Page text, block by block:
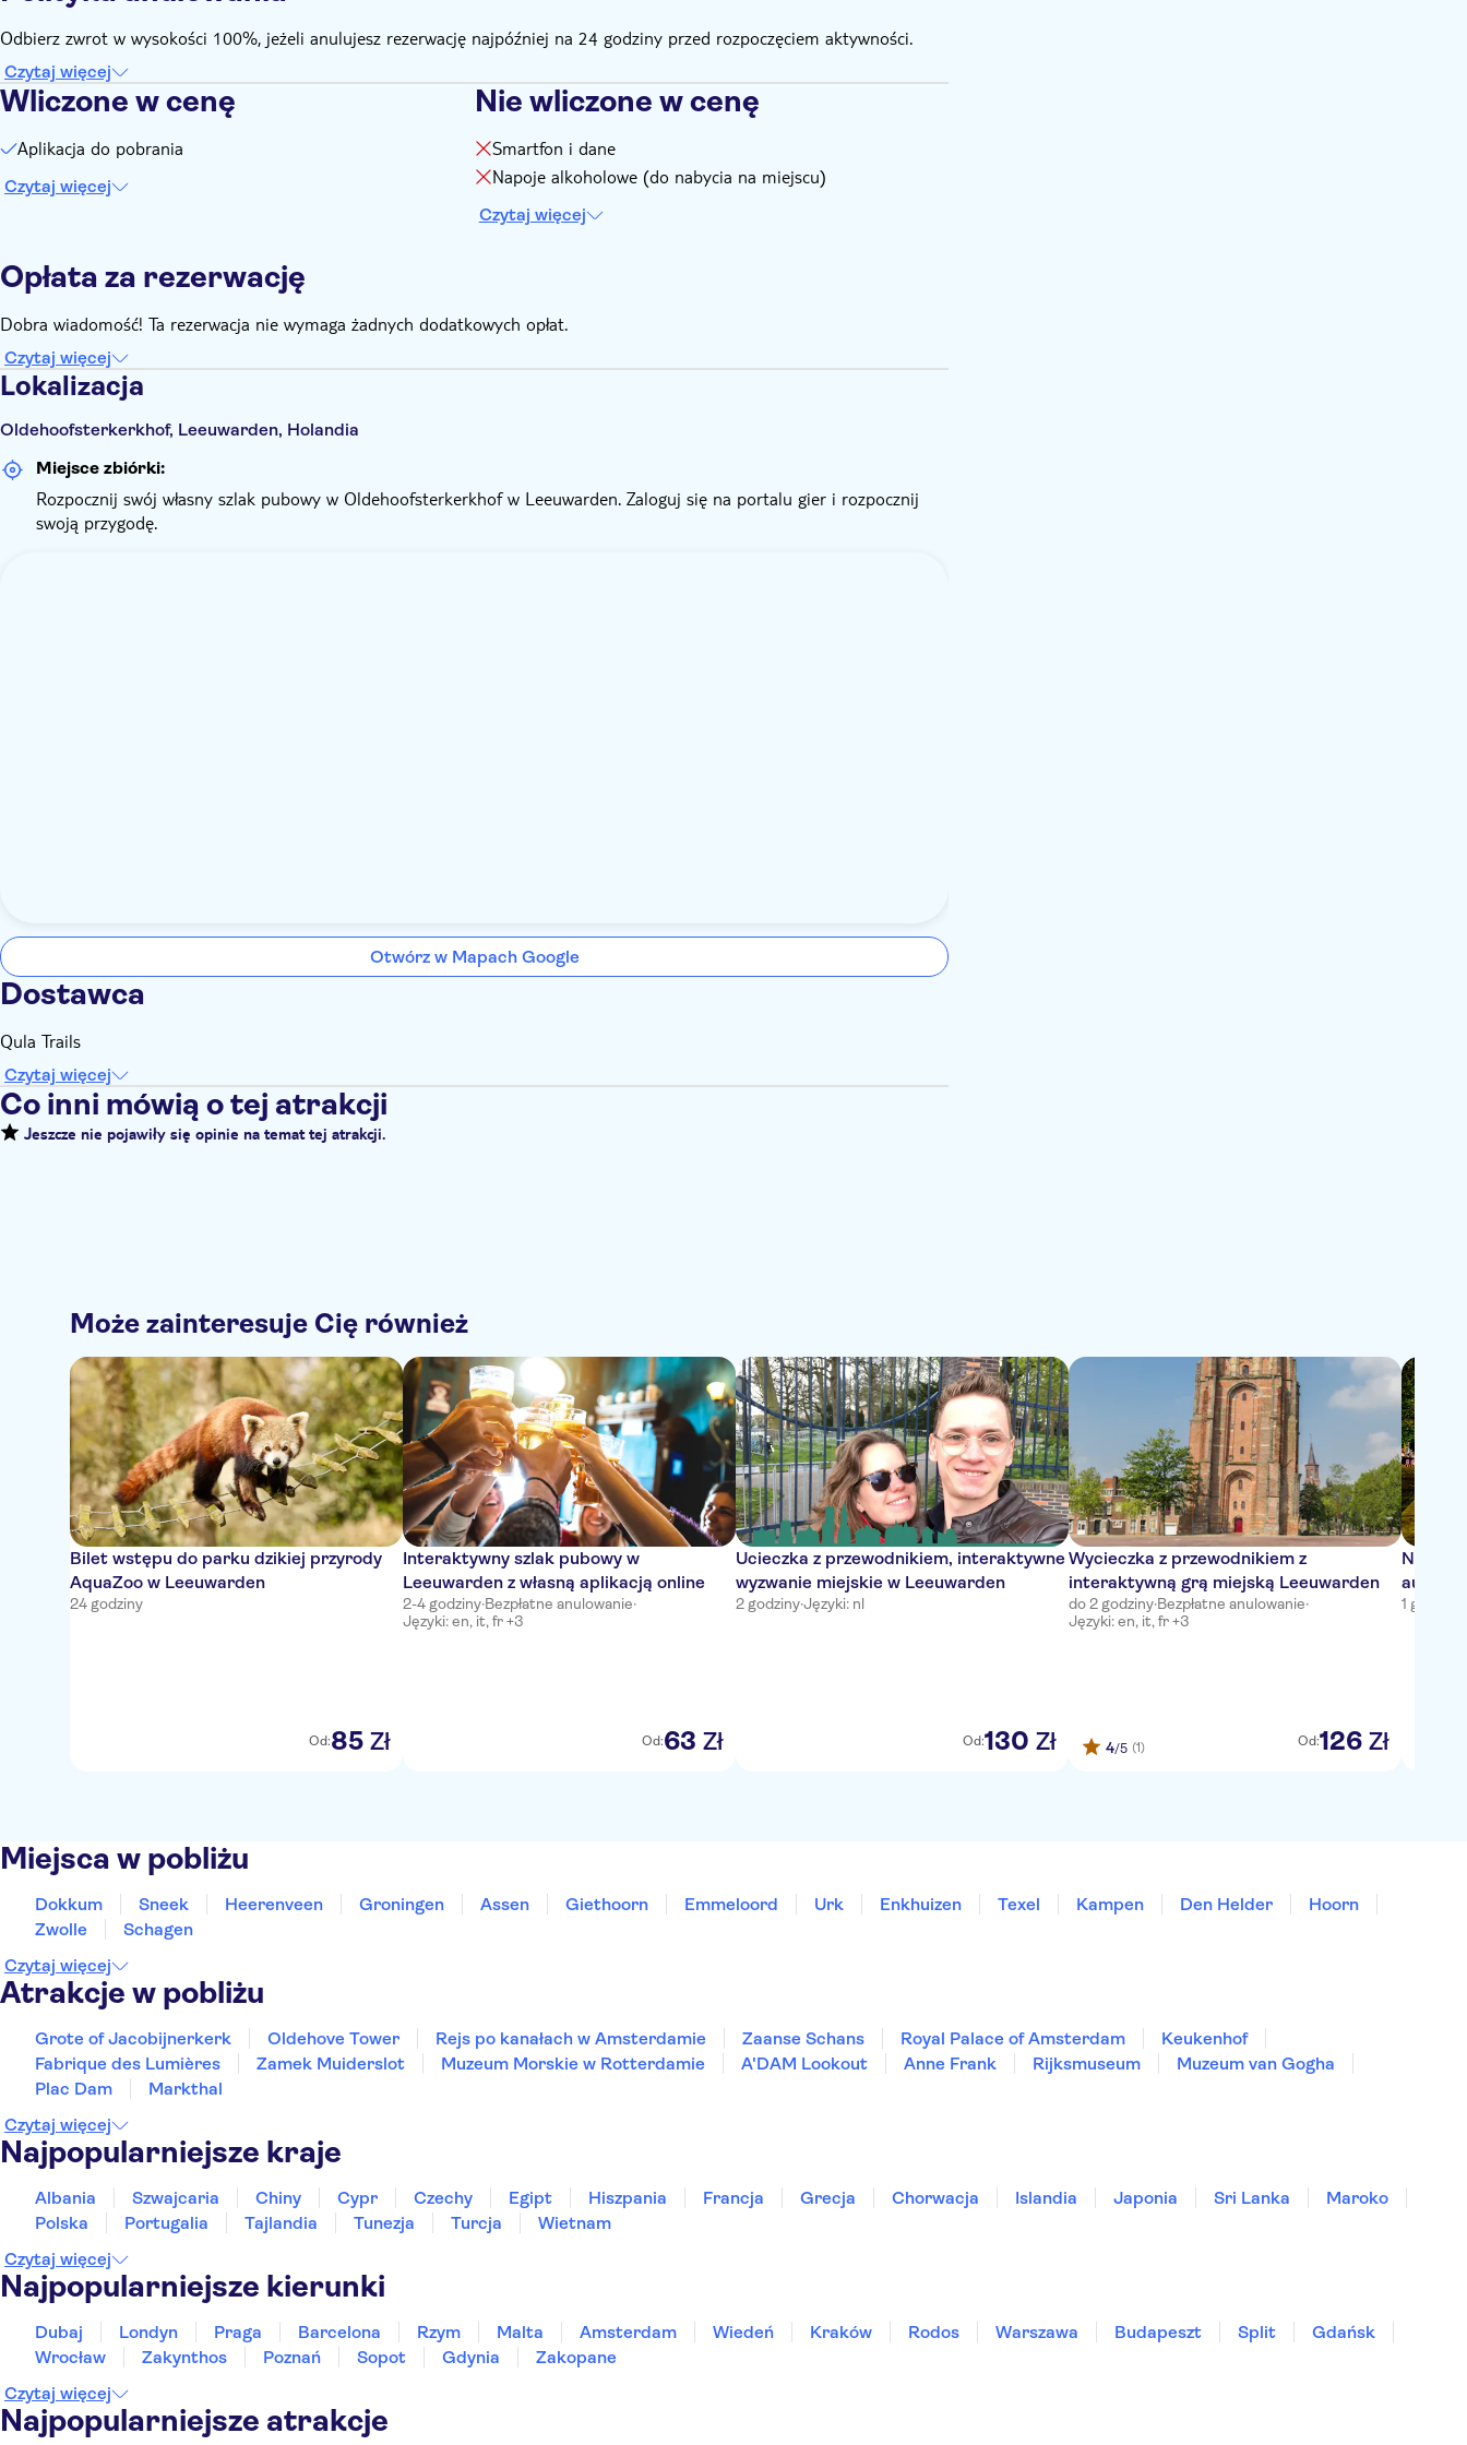
Odbierz zwrot w wysokości 100%, jeżeli anulujesz rezerwację najpóźniej na 24 godziny przed rozpoczęciem aktywności.
Czytaj więcej
Wliczone w cenę
Aplikacja do pobrania
Czytaj więcej
Nie wliczone w cenę
Smartfon i dane
Napoje alkoholowe (do nabycia na miejscu)
Czytaj więcej
Opłata za rezerwację
Dobra wiadomość! Ta rezerwacja nie wymaga żadnych dodatkowych opłat.
Czytaj więcej
Lokalizacja
Oldehoofsterkerkhof, Leeuwarden, Holandia
Miejsce zbiórki:
Rozpocznij swój własny szlak pubowy w Oldehoofsterkerkhof w Leeuwarden. Zaloguj się na portalu gier i rozpocznij
swoją przygodę.
Otwórz w Mapach Google
Dostawca
Qula Trails
Czytaj więcej
Co inni mówią o tej atrakcji
Jeszcze nie pojawiły się opinie na temat tej atrakcji.
Może zainteresuje Cię również
Bilet wstępu do parku dzikiej przyrody
AquaZoo w Leeuwarden
24 godziny
Od:85 Zł
Interaktywny szlak pubowy w
Leeuwarden z własną aplikacją online
2-4 godziny·Bezpłatne anulowanie·
Języki: en, it, fr +3
Od:63 Zł
Ucieczka z przewodnikiem, interaktywne
wyzwanie miejskie w Leeuwarden
2 godziny·Języki: nl
Od:130 Zł
Wycieczka z przewodnikiem z
interaktywną grą miejską Leeuwarden
do 2 godziny·Bezpłatne anulowanie·
Języki: en, it, fr +3
4/5 (1) Od:126 Zł
Nocne
1 godzina
Miejsca w pobliżu
Dokkum Sneek Heerenveen Groningen Assen Giethoorn Emmeloord Urk Enkhuizen Texel Kampen Den Helder
Hoorn
Zwolle
Schagen
Czytaj więcej
Atrakcje w pobliżu
Grote of Jacobijnerkerk Oldehove Tower Rejs po kanałach w Amsterdamie Zaanse Schans Royal Palace of Amsterdam
Keukenhof
Fabrique des Lumières
Zamek Muiderslot Muzeum Morskie w Rotterdamie A'DAM Lookout Anne Frank Rijksmuseum
Muzeum van Gogha
Plac Dam
Markthal
Czytaj więcej
Najpopularniejsze kraje
Albania Szwajcaria Chiny Cypr Czechy Egipt Hiszpania Francja Grecja Chorwacja Islandia Japonia Sri Lanka
Maroko
Polska
Portugalia Tajlandia Tunezja Turcja
Wietnam
Czytaj więcej
Najpopularniejsze kierunki
Dubaj Londyn Praga Barcelona Rzym Malta Amsterdam Wiedeń Kraków Rodos Warszawa Budapeszt Split
Gdańsk
Wrocław
Zakynthos Poznań Sopot Gdynia
Zakopane
Czytaj więcej
Najpopularniejsze atrakcje